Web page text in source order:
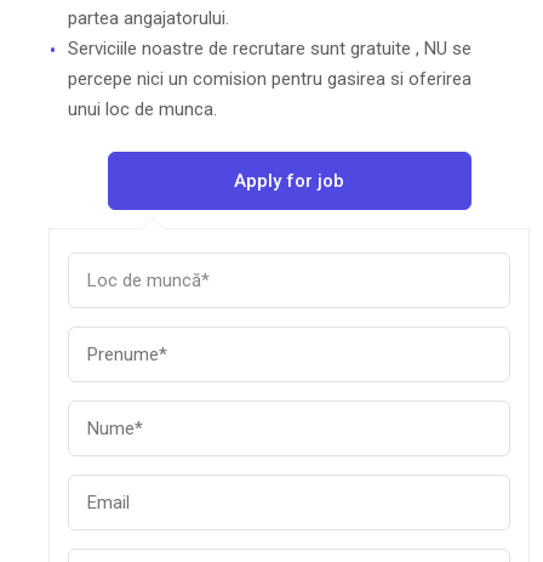
partea angajatorului.
Serviciile noastre de recrutare sunt gratuite , NU se
percepe nici un comision pentru gasirea si oferirea
unui loc de munca.